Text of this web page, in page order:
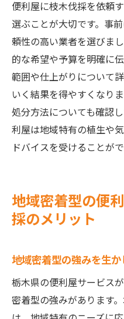
便利屋に枝木伐採を依頼
選ぶことが大切です。事
頼性の高い業者を選びま
的な希望や予算を明確に
範囲や仕上がりについて
いく結果を得やすくなり
処分方法についても確認
利屋は地域特有の植生や
ドバイスを受けることがで
地域密着型の便
採のメリット
地域密着型の強みを生
栃木県の便利屋サービス
密着型の強みがあります